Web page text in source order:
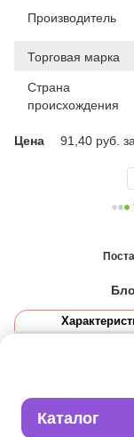
Каталог
Производитель
Торговая марка
Страна
происхождения
Цена 91,40 руб.